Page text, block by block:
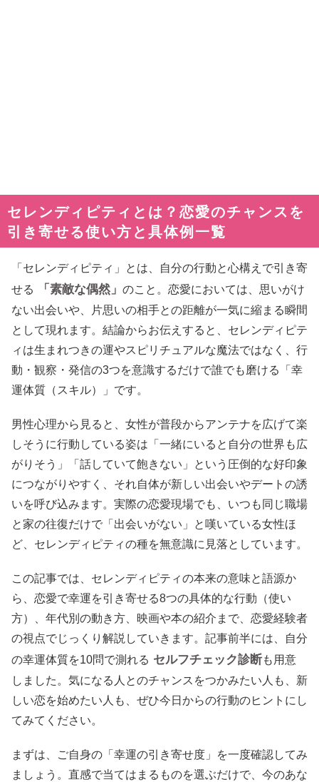
セレンディピティとは？恋愛のチャンスを
引き寄せる使い方と具体例一覧
「セレンディピティ」とは、自分の行動と心構えで引き寄
せる
「素敵な偶然」のこと。恋愛においては、思いがけ
ない出会いや、片思いの相手との距離が一気に縮まる瞬間
として現れます。結論からお伝えすると、セレンディピテ
ィは生まれつきの運やスピリチュアルな魔法ではなく、行
動・観察・発信の3つを意識するだけで誰でも磨ける「幸
運体質（スキル）」です。
男性心理から見ると、女性が普段からアンテナを広げて楽
しそうに行動している姿は「一緒にいると自分の世界も広
がりそう」「話していて飽きない」という圧倒的な好印象
につながりやすく、それ自体が新しい出会いやデートの誘
いを呼び込みます。実際の恋愛現場でも、いつも同じ職場
と家の往復だけで「出会いがない」と嘆いている女性ほ
ど、セレンディピティの種を無意識に見落としています。
この記事では、セレンディピティの本来の意味と語源か
ら、恋愛で幸運を引き寄せる8つの具体的な行動（使い
方）、年代別の動き方、映画や本の紹介まで、恋愛経験者
の視点でじっくり解説していきます。記事前半には、自分
の幸運体質を10問で測れる セルフチェック診断も用意
しました。気になる人とのチャンスをつかみたい人も、新
しい恋を始めたい人も、ぜひ今日からの行動のヒントにし
てみてください。
まずは、ご自身の「幸運の引き寄せ度」を一度確認してみ
ましょう。直感で当てはまるものを選ぶだけで、今のあな